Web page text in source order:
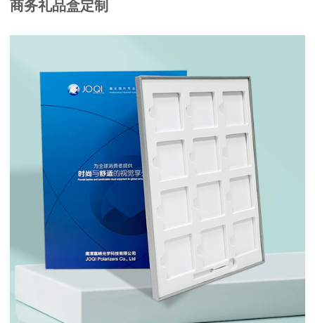
商务礼品盒定制